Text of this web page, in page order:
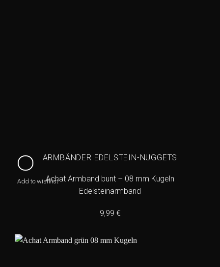
Add to wishlist
ARMBÄNDER EDELSTEIN-NUGGETS
Achat Armband bunt – 08 mm Kugeln
Edelsteinarmband
9,99 €